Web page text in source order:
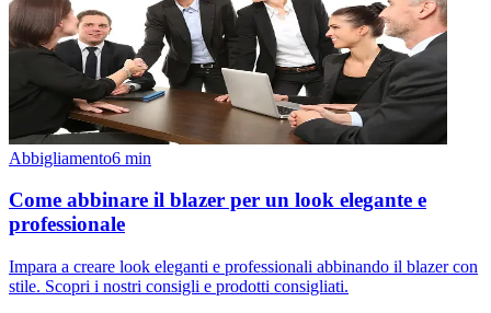
Abbigliamento6 min
Come abbinare il blazer per un look elegante e
professionale
Impara a creare look eleganti e professionali abbinando il blazer con
stile. Scopri i nostri consigli e prodotti consigliati.